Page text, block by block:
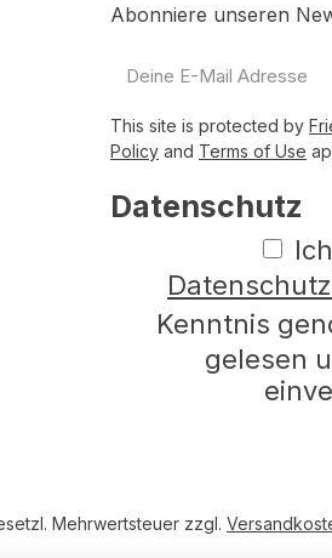
Abonniere unseren
Mail-
*
This site is protected by
Policy and Terms of Use
Datenschutz
Kenntnis
gelesen
Mehrwertsteuer zzgl.